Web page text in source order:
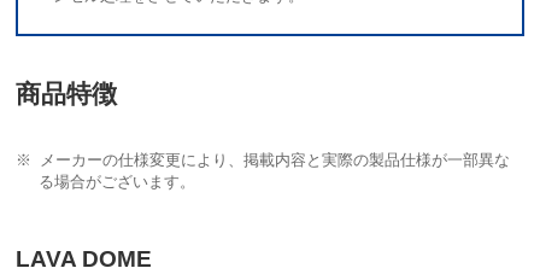
商品特徴
メーカーの仕様変更により、掲載内容と実際の製品仕様が一部異な
る場合がございます。
LAVA DOME